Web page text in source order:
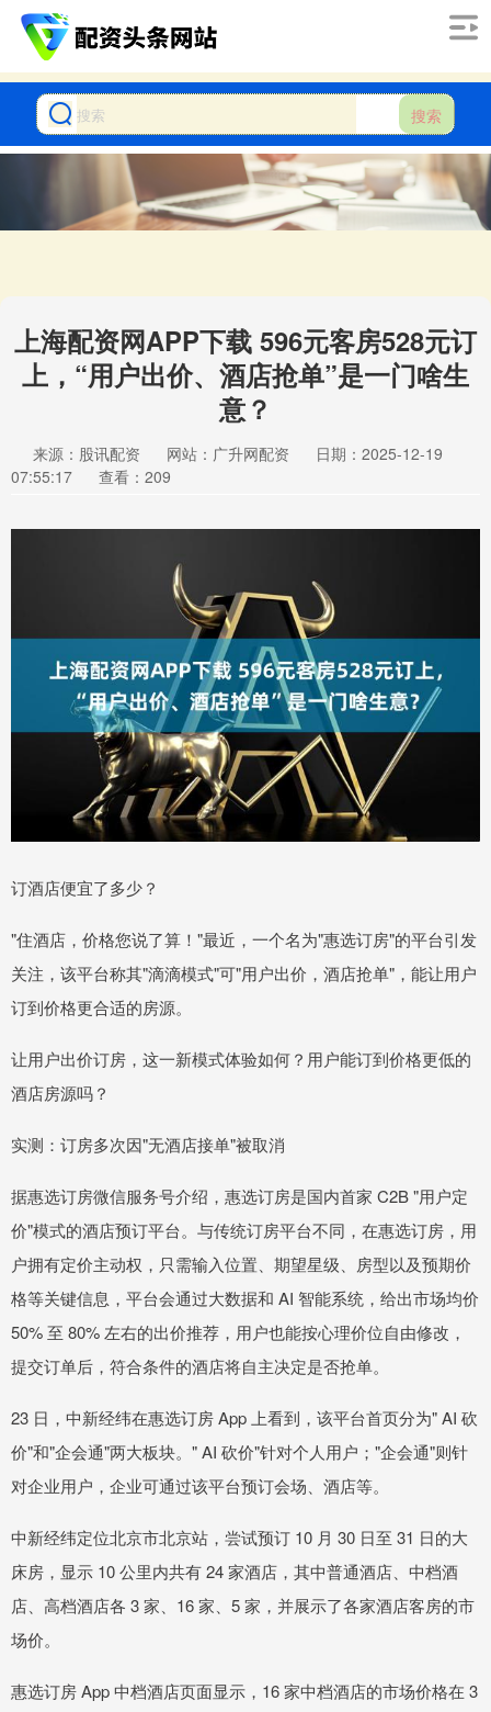
搜索
上海配资网APP下载 596元客房528元订
上，“用户出价、酒店抢单”是一门啥生
意？
来源：股讯配资 网站：广升网配资
日期：2025-12-19
07:55:17
查看：209
订酒店便宜了多少？
"住酒店，价格您说了算！"最近，一个名为"惠选订房"的平台引发
关注，该平台称其"滴滴模式"可"用户出价，酒店抢单"，能让用户
订到价格更合适的房源。
让用户出价订房，这一新模式体验如何？用户能订到价格更低的
酒店房源吗？
实测：订房多次因"无酒店接单"被取消
据惠选订房微信服务号介绍，惠选订房是国内首家 C2B "用户定
价"模式的酒店预订平台。与传统订房平台不同，在惠选订房，用
户拥有定价主动权，只需输入位置、期望星级、房型以及预期价
格等关键信息，平台会通过大数据和 AI 智能系统，给出市场均价
50% 至 80% 左右的出价推荐，用户也能按心理价位自由修改，
提交订单后，符合条件的酒店将自主决定是否抢单。
23 日，中新经纬在惠选订房 App 上看到，该平台首页分为" AI 砍
价"和"企会通"两大板块。" AI 砍价"针对个人用户；"企会通"则针
对企业用户，企业可通过该平台预订会场、酒店等。
中新经纬定位北京市北京站，尝试预订 10 月 30 日至 31 日的大
床房，显示 10 公里内共有 24 家酒店，其中普通酒店、中档酒
店、高档酒店各 3 家、16 家、5 家，并展示了各家酒店客房的市
场价。
惠选订房 App 中档酒店页面显示，16 家中档酒店的市场价格在 3